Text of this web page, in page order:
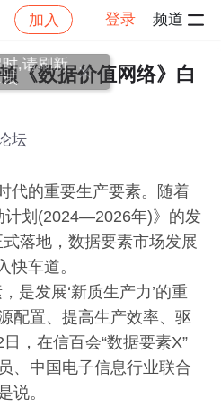
加入 登录 频道
安全) 博客分享 帖子详情
《数据价值网络》白
坛
代的重要生产要素。随着
计划(2024—2026年)》的发
落地，数据要素市场发展
快车道。
是发展‘新质生产力’的重
配置、提高生产效率、驱
，在信百会“数据要素X”
、中国电子信息行业联合
说。
,请刷新